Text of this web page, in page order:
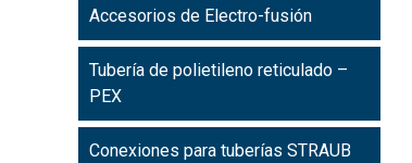
Accesorios de Electro-fusión
Tubería de polietileno reticulado –
PEX
Conexiones para tuberías STRAUB